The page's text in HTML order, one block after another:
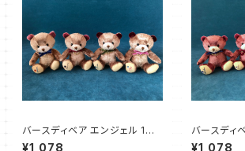
バースディベア エンジェル 1〜4
月
¥1,078
バースディ
2月
¥1,078